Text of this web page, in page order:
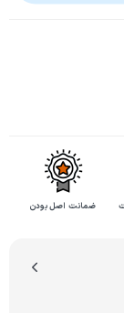
ضمانت اصل بودن